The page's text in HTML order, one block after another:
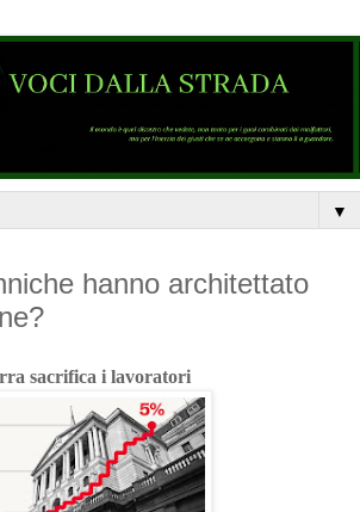
▼
hanno architettato
sacrifica i lavoratori